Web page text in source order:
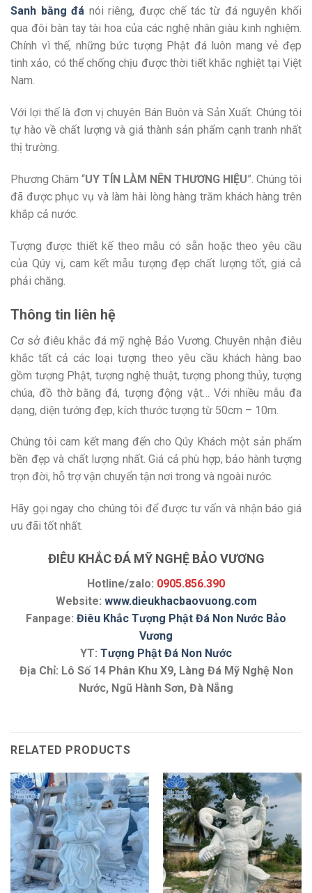
Sanh bằng đá nói riêng, được chế tác từ đá nguyên khối
qua đôi bàn tay tài hoa của các nghệ nhân giàu kinh nghiệm.
Chính vì thế, những bức tượng Phật đá luôn mang vẻ đẹp
tinh xảo, có thể chống chịu được thời tiết khắc nghiệt tại Việt
Nam.
Với lợi thế là đơn vị chuyên Bán Buôn và Sản Xuất. Chúng tôi
tự hào về chất lượng và giá thành sản phẩm cạnh tranh nhất
thị trường.
Phương Châm “UY TÍN LÀM NÊN THƯƠNG HIỆU”. Chúng tôi
đã được phục vụ và làm hài lòng hàng trăm khách hàng trên
khắp cả nước.
Tượng được thiết kế theo mẫu có sẵn hoặc theo yêu cầu
của Qúy vị, cam kết mẫu tượng đẹp chất lượng tốt, giá cả
phải chăng.
Thông tin liên hệ
Cơ sở điêu khắc đá mỹ nghệ Bảo Vương. Chuyên nhận điêu
khắc tất cả các loại tượng theo yêu cầu khách hàng bao
gồm tượng Phật, tượng nghệ thuật, tượng phong thủy, tượng
chúa, đồ thờ bằng đá, tượng động vật… Với nhiều mẫu đa
dạng, diện tướng đẹp, kích thước tượng từ 50cm – 10m.
Chúng tôi cam kết mang đến cho Qúy Khách một sản phẩm
bền đẹp và chất lượng nhất. Giá cả phù hợp, bảo hành tượng
trọn đời, hỗ trợ vận chuyển tận nơi trong và ngoài nước.
Hãy gọi ngay cho chúng tôi để được tư vấn và nhận báo giá
ưu đãi tốt nhất.
ĐIÊU KHẮC ĐÁ MỸ NGHỆ BẢO VƯƠNG
Hotline/zalo: 0905.856.390
Website: www.dieukhacbaovuong.com
Fanpage: Điêu Khắc Tượng Phật Đá Non Nước Bảo
Vương
YT: Tượng Phật Đá Non Nước
Địa Chỉ: Lô Số 14 Phân Khu X9, Làng Đá Mỹ Nghệ Non
Nước, Ngũ Hành Sơn, Đà Nẵng
RELATED PRODUCTS